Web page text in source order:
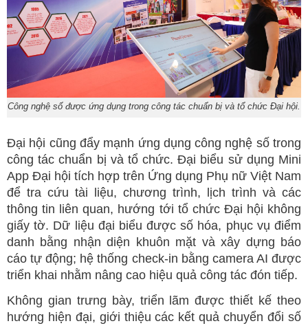
Công nghệ số được ứng dụng trong công tác chuẩn bị và tổ chức Đại hội.
Đại hội cũng đẩy mạnh ứng dụng công nghệ số trong
công tác chuẩn bị và tổ chức. Đại biểu sử dụng Mini
App Đại hội tích hợp trên Ứng dụng Phụ nữ Việt Nam
để tra cứu tài liệu, chương trình, lịch trình và các
thông tin liên quan, hướng tới tổ chức Đại hội không
giấy tờ. Dữ liệu đại biểu được số hóa, phục vụ điểm
danh bằng nhận diện khuôn mặt và xây dựng báo
cáo tự động; hệ thống check-in bằng camera AI được
triển khai nhằm nâng cao hiệu quả công tác đón tiếp.
Không gian trưng bày, triển lãm được thiết kế theo
hướng hiện đại, giới thiệu các kết quả chuyển đổi số